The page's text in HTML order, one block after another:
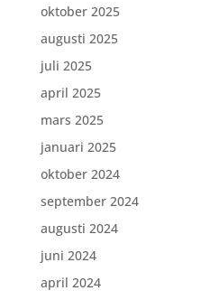
oktober 2025
augusti 2025
juli 2025
april 2025
mars 2025
januari 2025
oktober 2024
september 2024
augusti 2024
juni 2024
april 2024